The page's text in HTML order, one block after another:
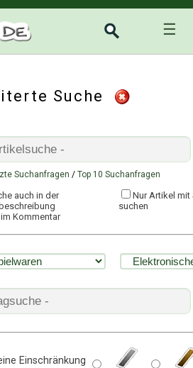
☰
Suche
Suchanfragen / Top 10 Suchanfragen
auch in der
Kommentar
Nur Artikel
suchen
Einschränkung